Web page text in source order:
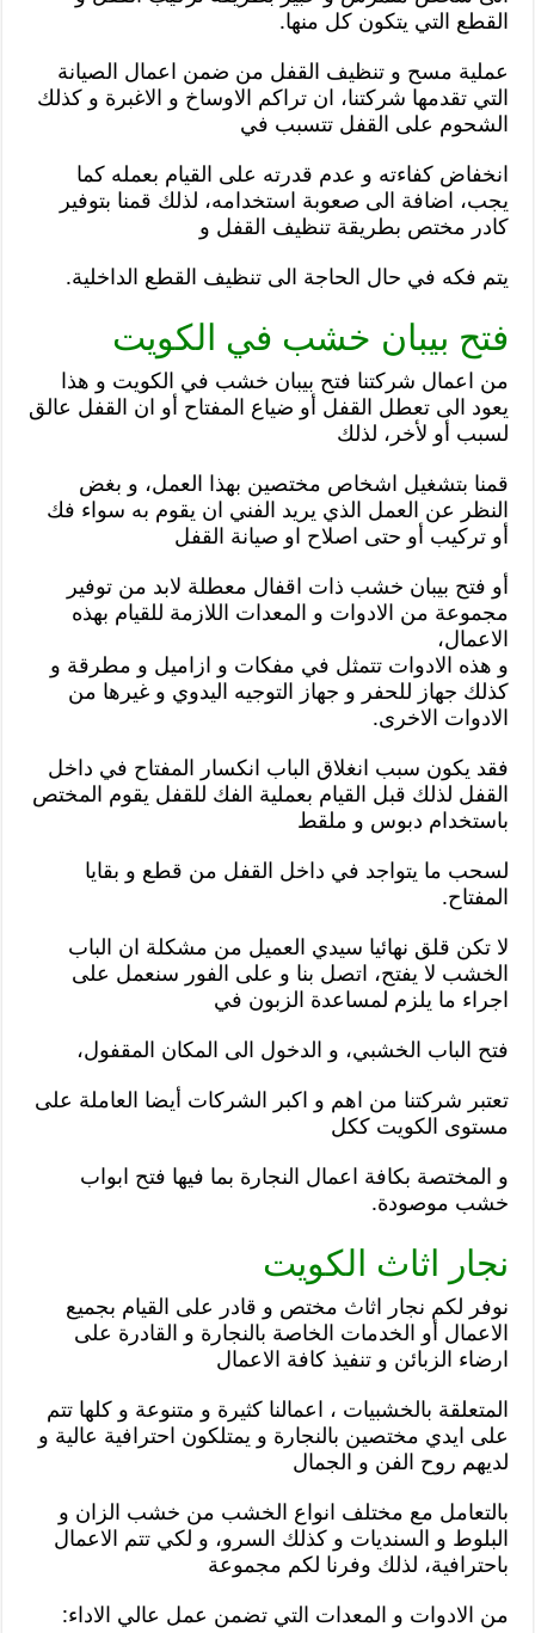
القطع التي يتكون كل منها.
عملية مسح و تنظيف القفل من ضمن اعمال الصيانة
التي تقدمها شركتنا، ان تراكم الاوساخ و الاغبرة و كذلك
الشحوم على القفل تتسبب في
انخفاض كفاءته و عدم قدرته على القيام بعمله كما
يجب، اضافة الى صعوبة استخدامه، لذلك قمنا بتوفير
كادر مختص بطريقة تنظيف القفل و
يتم فكه في حال الحاجة الى تنظيف القطع الداخلية.
فتح بيبان خشب في الكويت
من اعمال شركتنا فتح بيبان خشب في الكويت و هذا
يعود الى تعطل القفل أو ضياع المفتاح أو ان القفل عالق
لسبب أو لأخر، لذلك
قمنا بتشغيل اشخاص مختصين بهذا العمل، و بغض
النظر عن العمل الذي يريد الفني ان يقوم به سواء فك
أو تركيب أو حتى اصلاح او صيانة القفل
أو فتح بيبان خشب ذات اقفال معطلة لابد من توفير
مجموعة من الادوات و المعدات اللازمة للقيام بهذه
الاعمال،
و هذه الادوات تتمثل في مفكات و ازاميل و مطرقة و
كذلك جهاز للحفر و جهاز التوجيه اليدوي و غيرها من
الادوات الاخرى.
فقد يكون سبب انغلاق الباب انكسار المفتاح في داخل
القفل لذلك قبل القيام بعملية الفك للقفل يقوم المختص
باستخدام دبوس و ملقط
لسحب ما يتواجد في داخل القفل من قطع و بقايا
المفتاح.
لا تكن قلق نهائيا سيدي العميل من مشكلة ان الباب
الخشب لا يفتح، اتصل بنا و على الفور سنعمل على
اجراء ما يلزم لمساعدة الزبون في
فتح الباب الخشبي، و الدخول الى المكان المقفول،
تعتبر شركتنا من اهم و اكبر الشركات أيضا العاملة على
مستوى الكويت ككل
و المختصة بكافة اعمال النجارة بما فيها فتح ابواب
خشب موصودة.
نجار اثاث الكويت
نوفر لكم نجار اثاث مختص و قادر على القيام بجميع
الاعمال أو الخدمات الخاصة بالنجارة و القادرة على
ارضاء الزبائن و تنفيذ كافة الاعمال
المتعلقة بالخشبيات ، اعمالنا كثيرة و متنوعة و كلها تتم
على ايدي مختصين بالنجارة و يمتلكون احترافية عالية و
لديهم روح الفن و الجمال
بالتعامل مع مختلف انواع الخشب من خشب الزان و
البلوط و السنديات و كذلك السرو، و لكي تتم الاعمال
باحترافية، لذلك وفرنا لكم مجموعة
من الادوات و المعدات التي تضمن عمل عالي الاداء: